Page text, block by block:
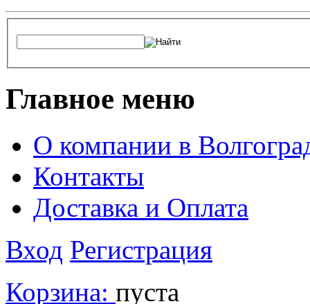
Главное меню
О компании в
Контакты
Доставка и Оплата
Вход Регистрация
Корзина: пуста